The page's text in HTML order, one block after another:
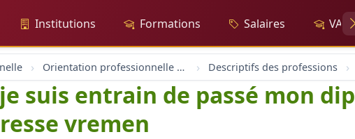
Institutions Formations Salaires VAE
Orientation professionnelle et professionnel Descriptifs des professions
suis entrain de passé mon
vremen